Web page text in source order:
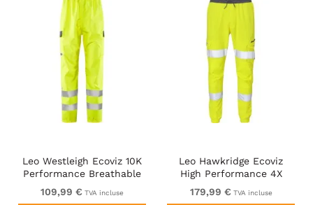
Leo Westleigh Ecoviz 10K
Performance Breathable
Overtrouser Hi-Vis Yellow
109,99 € TVA incluse
Leo Hawkridge Ecoviz
High Performance 4X
Stretch Trouser Hi-Vis
Yellow
179,99 € TVA incluse